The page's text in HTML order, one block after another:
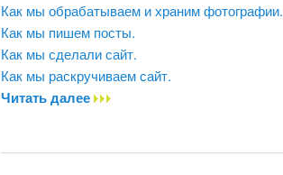
Как мы обрабатываем и храним фотографии.
Как мы пишем посты.
Как мы сделали сайт.
Как мы раскручиваем сайт.
Читать далее